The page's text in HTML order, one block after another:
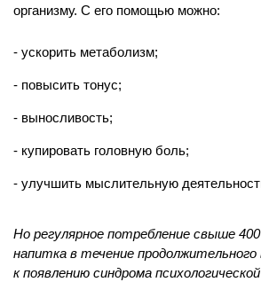
организму. С его помощью можно:
ускорить метаболизм;
повысить тонус;
выносливость;
купировать головную боль;
улучшить мыслительную
Но регулярное потребление свыше
напитка в течение
к появлению синдрома